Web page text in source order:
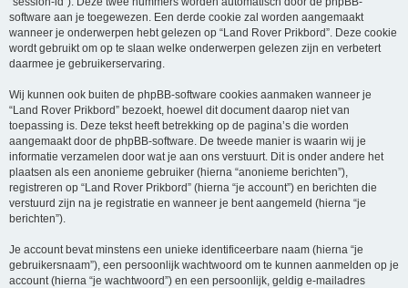
software aan je toegewezen. Een derde cookie zal worden aangemaakt
wanneer je onderwerpen hebt gelezen op “Land Rover Prikbord”. Deze cookie
wordt gebruikt om op te slaan welke onderwerpen gelezen zijn en verbetert
daarmee je gebruikerservaring.
Wij kunnen ook buiten de phpBB-software cookies aanmaken wanneer je
“Land Rover Prikbord” bezoekt, hoewel dit document daarop niet van
toepassing is. Deze tekst heeft betrekking op de pagina’s die worden
aangemaakt door de phpBB-software. De tweede manier is waarin wij je
informatie verzamelen door wat je aan ons verstuurt. Dit is onder andere het
plaatsen als een anonieme gebruiker (hierna “anonieme berichten”),
registreren op “Land Rover Prikbord” (hierna “je account”) en berichten die
verstuurd zijn na je registratie en wanneer je bent aangemeld (hierna “je
berichten”).
Je account bevat minstens een unieke identificeerbare naam (hierna “je
gebruikersnaam”), een persoonlijk wachtwoord om te kunnen aanmelden op je
account (hierna “je wachtwoord”) en een persoonlijk, geldig e-mailadres